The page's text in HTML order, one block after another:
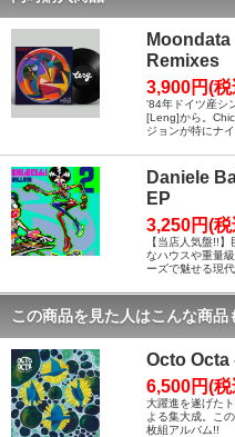
Remixes
3,900円(税
'84年ドイツ産シ
[Leng]から。
ジョンが特にナ
Daniele
EP
3,250円(税
【当店人気盤!!
なハウスや重量
ーズで魅せる現
この商品を見た人はこんな商品
Octo Octa
6,500円(税
大躍進を遂げた
よる集大成。こ
枚組アルバム!!